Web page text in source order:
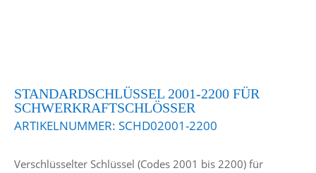
STANDARDSCHLÜSSEL 2001-2200 FÜR
SCHWERKRAFTSCHLÖSSER
ARTIKELNUMMER: SCHD02001-2200
Verschlüsselter Schlüssel (Codes 2001 bis 2200) für